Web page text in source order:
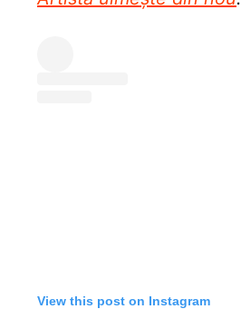
View this post on Instagram